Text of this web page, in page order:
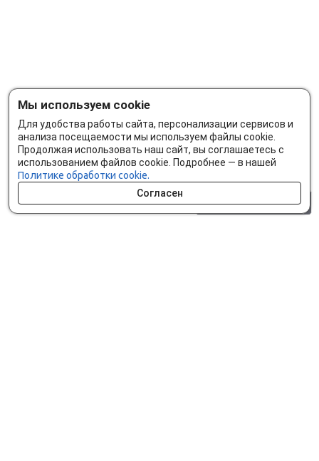
Мы используем cookie
Для удобства работы сайта, персонализации сервисов и
анализа посещаемости мы используем файлы cookie.
Продолжая использовать наш сайт, вы соглашаетесь с
использованием файлов cookie. Подробнее — в нашей
Политике обработки cookie.
Согласен